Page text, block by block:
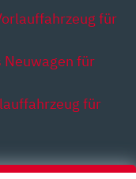
für
Neuwagen für
für